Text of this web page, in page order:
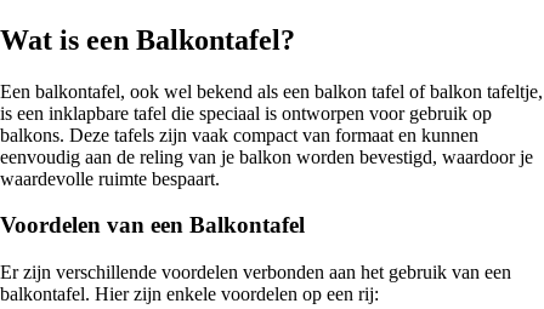
Wat is een Balkontafel?
Een balkontafel, ook wel bekend als een balkon tafel of balkon tafeltje,
is een inklapbare tafel die speciaal is ontworpen voor gebruik op
balkons. Deze tafels zijn vaak compact van formaat en kunnen
eenvoudig aan de reling van je balkon worden bevestigd, waardoor je
waardevolle ruimte bespaart.
Voordelen van een Balkontafel
Er zijn verschillende voordelen verbonden aan het gebruik van een
balkontafel. Hier zijn enkele voordelen op een rij: